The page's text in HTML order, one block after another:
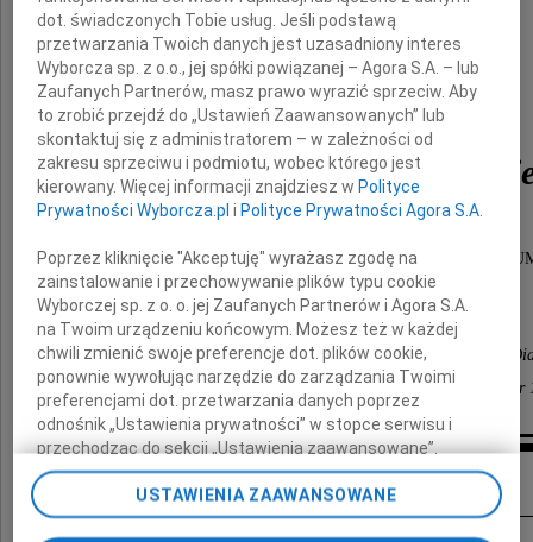
dr Jerzego
lekarza anestezjologa i wieloletniego Dyrektora SPSK nr 2
Jesteśmy z Wami.
koleżanki i koledzy z Kliniki Pediatrii, Endokrynologii,
Chorób Metabolicznych i Kardiologii Wieku Rozwojowego SPSK nr
Inne kondolencje
dot. świadczonych Tobie usług. Jeśli podstawą
przetwarzania Twoich danych jest uzasadniony interes
Wyborcza sp. z o.o., jej spółki powiązanej – Agora S.A. – lub
Zaufanych Partnerów, masz prawo wyrazić sprzeciw. Aby
to zrobić przejdź do „Ustawień Zaawansowanych” lub
skontaktuj się z administratorem – w zależności od
zakresu sprzeciwu i podmiotu, wobec którego jest
kierowany. Więcej informacji znajdziesz w Polityce
Prywatności Wyborcza.pl i Polityce Prywatności Agora S.A.
Poprzez kliknięcie "Akceptuję" wyrażasz zgodę na
zainstalowanie i przechowywanie plików typu cookie
Wyborczej sp. z o. o. jej Zaufanych Partnerów i Agora S.A.
na Twoim urządzeniu końcowym. Możesz też w każdej
chwili zmienić swoje preferencje dot. plików cookie,
ponownie wywołując narzędzie do zarządzania Twoimi
preferencjami dot. przetwarzania danych poprzez
odnośnik „Ustawienia prywatności” w stopce serwisu i
przechodząc do sekcji „Ustawienia zaawansowane”.
Zmiana ustawień plików cookie możliwa jest także za
pomocą ustawień przeglądarki.
USTAWIENIA ZAAWANSOWANE